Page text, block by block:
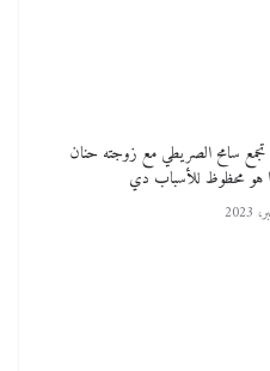
سامح الصريطي مع زوجته حنان
هو محظوظ للأسباب دي